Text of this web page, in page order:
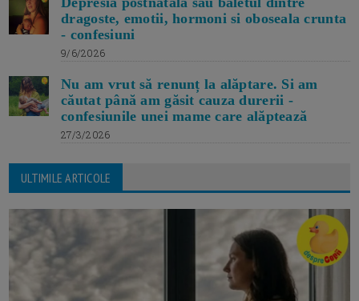
dragoste, emotii, hormoni si oboseala crunta
- confesiuni
9/6/2026
Nu am vrut să renunț la alăptare. Si am
căutat până am găsit cauza durerii -
confesiunile unei mame care alăptează
27/3/2026
ULTIMILE ARTICOLE